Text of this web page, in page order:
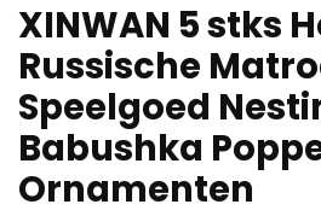
XINWAN 5 stks
Russische
Speelgoed
Babushka
Ornamenten